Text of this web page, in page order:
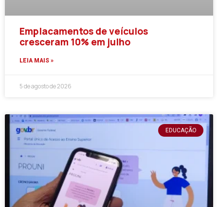
Emplacamentos de veículos
cresceram 10% em julho
LEIA MAIS »
5 de agosto de 2026
EDUCAÇÃO